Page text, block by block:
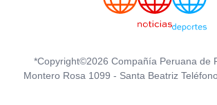
*Copyright©2026 Compañía Peruana de
Montero Rosa 1099 - Santa Beatriz